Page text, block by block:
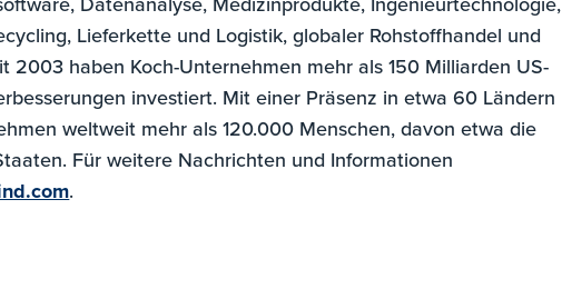
Lieferkette und Logistik, globaler Rohstoffhandel und
2003 haben Koch-Unternehmen mehr als 150 Milliarden US-
investiert. Mit einer Präsenz in etwa 60 Ländern
weltweit mehr als 120.000 Menschen, davon etwa die
Für weitere Nachrichten und Informationen
.